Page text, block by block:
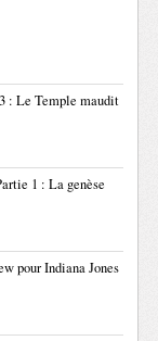
: Le Temple maudit
1 : La genèse
pour Indiana Jones